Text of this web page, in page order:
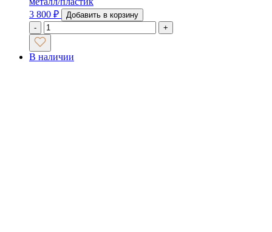
3 800 ₽
Добавить в корзину
-
+
В наличии